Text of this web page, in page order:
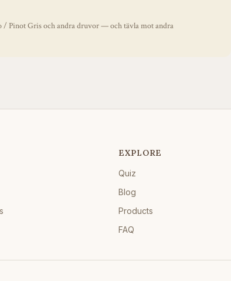
/ Pinot Grisoch andra druvor — och tävla mot andra
EXPLORE
Quiz
Blog
Products
FAQ